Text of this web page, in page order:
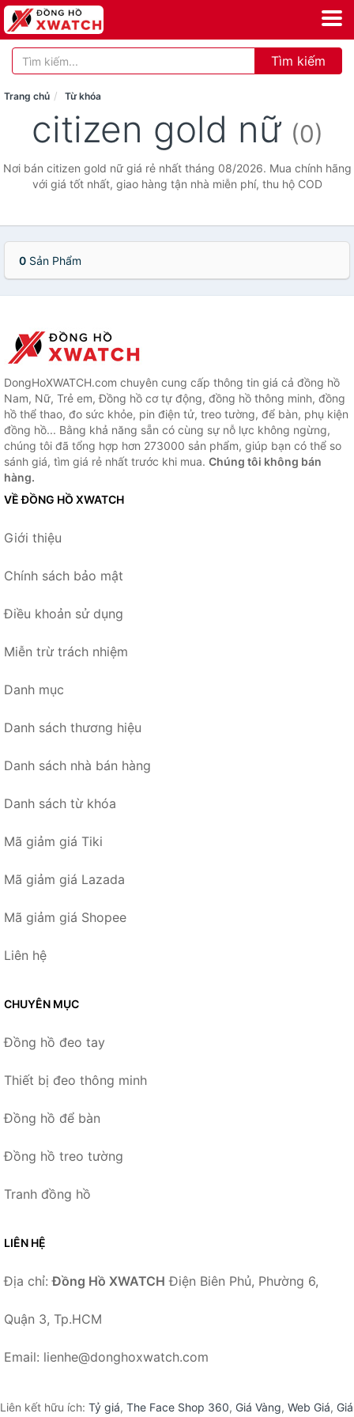
Tìm kiếm
Trang chủ Từ khóa
citizen gold nữ (0)
Nơi bán citizen gold nữ giá rẻ nhất tháng 08/2026. Mua chính hãng
với giá tốt nhất, giao hàng tận nhà miễn phí, thu hộ COD
0 Sản Phẩm
DongHoXWATCH.com chuyên cung cấp thông tin giá cả đồng hồ
Nam, Nữ, Trẻ em, Đồng hồ cơ tự động, đồng hồ thông minh, đồng
hồ thể thao, đo sức khỏe, pin điện tử, treo tường, để bàn, phụ kiện
đồng hồ... Bằng khả năng sẵn có cùng sự nỗ lực không ngừng,
chúng tôi đã tổng hợp hơn 273000 sản phẩm, giúp bạn có thể so
sánh giá, tìm giá rẻ nhất trước khi mua. Chúng tôi không bán
hàng.
VỀ ĐỒNG HỒ XWATCH
Giới thiệu
Chính sách bảo mật
Điều khoản sử dụng
Miễn trừ trách nhiệm
Danh mục
Danh sách thương hiệu
Danh sách nhà bán hàng
Danh sách từ khóa
Mã giảm giá Tiki
Mã giảm giá Lazada
Mã giảm giá Shopee
Liên hệ
CHUYÊN MỤC
Đồng hồ đeo tay
Thiết bị đeo thông minh
Đồng hồ để bàn
Đồng hồ treo tường
Tranh đồng hồ
LIÊN HỆ
Địa chỉ:Đồng Hồ XWATCH Điện Biên Phủ, Phường 6,
Quận 3, Tp.HCM
Email: lienhe@donghoxwatch.com
Liên kết hữu ích: Tỷ giá, The Face Shop 360, Giá Vàng, Web Giá, Giá